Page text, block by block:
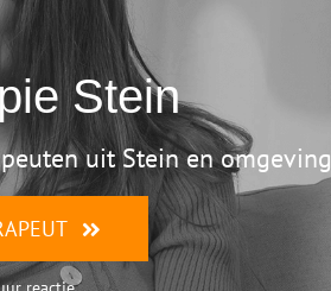
Stein
uit Stein en omgeving